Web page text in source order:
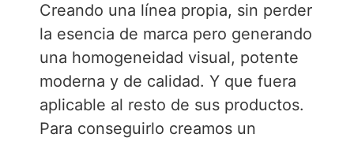
Creando una línea propia, sin perder
la esencia de marca pero generando
una homogeneidad visual, potente
moderna y de calidad. Y que fuera
aplicable al resto de sus productos.
Para conseguirlo creamos un